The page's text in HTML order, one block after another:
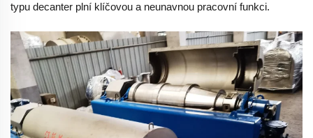
typu decanter plní klíčovou a neunavnou pracovní funkci.